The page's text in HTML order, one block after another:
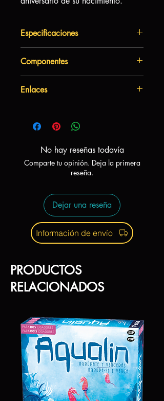
Especificaciones
Arte:
Mecánicas:Colocación de losetas,
Construcción de patrones.
Complejidad:
Componentes
150 fichas
Enlaces
No hay reseñas todavía
Comparte tu opinión. Deja la primera
reseña.
Dejar una reseña
Información de envío
PRODUCTOS
RELACIONADOS